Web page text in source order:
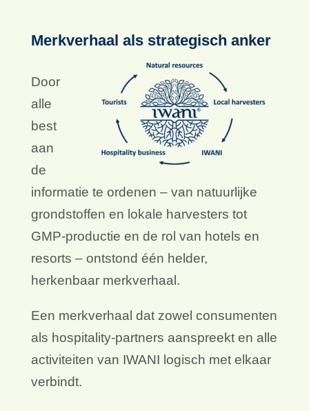
Merkverhaal als strategisch anker
Door
alle
best
aan
de
informatie te ordenen – van natuurlijke
grondstoffen en lokale harvesters tot
GMP-productie en de rol van hotels en
resorts – ontstond één helder,
herkenbaar merkverhaal.
Een merkverhaal dat zowel consumenten
als hospitality-partners aanspreekt en alle
activiteiten van IWANI logisch met elkaar
verbindt.